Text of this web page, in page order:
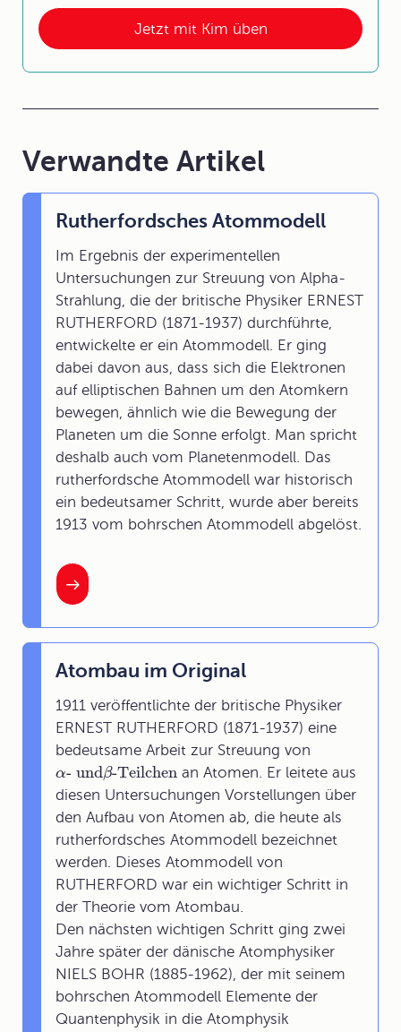
Jetzt mit Kim üben
Verwandte Artikel
Rutherfordsches Atommodell
Im Ergebnis der experimentellen
Untersuchungen zur Streuung von Alpha-
Strahlung, die der britische Physiker ERNEST
RUTHERFORD (1871-1937) durchführte,
entwickelte er ein Atommodell. Er ging
dabei davon aus, dass sich die Elektronen
auf elliptischen Bahnen um den Atomkern
bewegen, ähnlich wie die Bewegung der
Planeten um die Sonne erfolgt. Man spricht
deshalb auch vom Planetenmodell. Das
rutherfordsche Atommodell war historisch
ein bedeutsamer Schritt, wurde aber bereits
1913 vom bohrschen Atommodell abgelöst.
Atombau im Original
1911 veröffentlichte der britische Physiker
ERNEST RUTHERFORD (1871-1937) eine
bedeutsame Arbeit zur Streuung von
α- undβ-Teilchen an Atomen. Er leitete aus
diesen Untersuchungen Vorstellungen über
den Aufbau von Atomen ab, die heute als
rutherfordsches Atommodell bezeichnet
werden. Dieses Atommodell von
RUTHERFORD war ein wichtiger Schritt in
der Theorie vom Atombau.
Den nächsten wichtigen Schritt ging zwei
Jahre später der dänische Atomphysiker
NIELS BOHR (1885-1962), der mit seinem
bohrschen Atommodell Elemente der
Quantenphysik in die Atomphysik